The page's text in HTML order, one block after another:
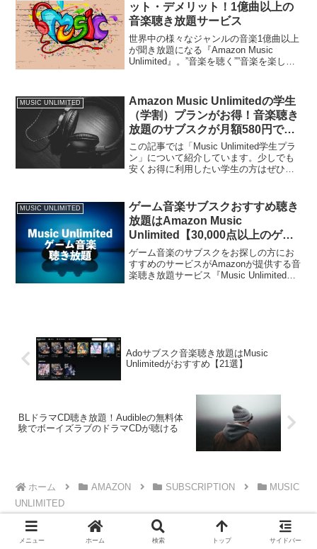
ット・デメリット！1億曲以上の
音楽聴き放題サービス‎
世界中の様々なジャンルの音楽1億曲以上
が聞き放題になる『Amazon Music
Unlimited』。”音楽を聴く””音楽を楽し
日から開始され、音楽配信サ...
MUSIC UNLIMITED
Amazon Music Unlimitedの学生
（学割）プランがお得！音楽聴き
放題のサブスクが月額580円で利
用可能
この記事では「Music Unlimited学生プラ
ン」について紹介しています。少しでも
安くお得に利用したい学生の方はぜひ参
（学割）プランがあるこ...
MUSIC UNLIMITED
ゲーム音楽サブスクおすすめ聴き
放題はAmazon Music
Unlimited【30,000点以上のゲー
ムBGM】
ゲーム音楽のサブスクをお探しの方にお
すすめのサービスがAmazonが提供する音
楽聴き放題サービス『Music Unlimited』
Adoサブスク音楽聴き放題はMusic
Unlimitedがおすすめ【21選】
BLドラマCD聴き放題！Audibleの無料体
験でボーイズラブのドラマCDが聴ける
ホーム AMAZON SUBSCRIPTION
MUSIC
UNLIMITED
メニュー ホーム 検索 トップ サイドバー